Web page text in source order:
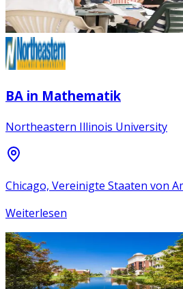
BA in Mathematik
Northeastern Illinois University
Chicago, Vereinigte Staaten von
Weiterlesen